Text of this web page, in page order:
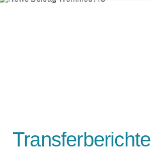
Transferberichte